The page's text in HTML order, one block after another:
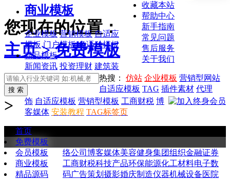
收藏本站
帮助中心
新手指南
常见问题
售后服务
关于我们
热搜： 仿站 企业模板 营销型网站
自适应模板 TAG 插件素材 代理
商业模板
企业模板 营销模板 自适应
模板 门户模板 多语种模板
精品模板
新闻资讯 投资理财 建筑装
饰 自适应模板 营销型模板 工商财税 博
客媒体 安装教程 TAG标签页
首页
免费模板
会员模板
商业模板
精品源码
您现在的位置：
主页 > 免费模板
>
免费专享优质源码
络公司 博客媒体美容健身集团组织金融证券
工商财税科技产品环保能源化工材料电子数
码广告策划 摄影婚庆制造仪器机械设备医院